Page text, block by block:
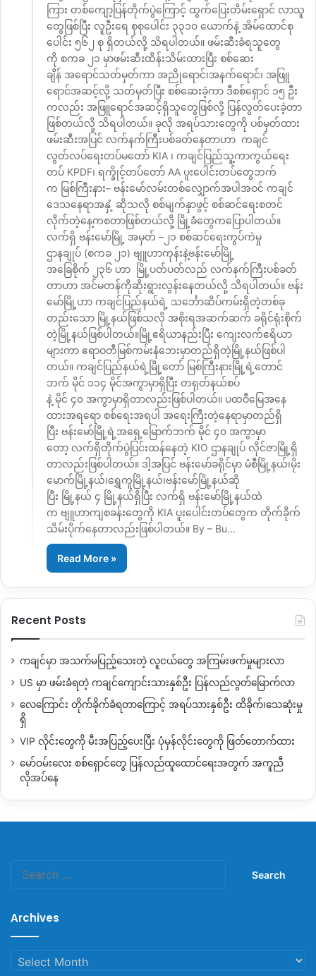
ကြား တစ်ကျော့ပြန်တိုက်ပွဲကြောင့် ထွက်ပြေးတိမ်းရှောင် လာသူ
တွေဖြစ်ပြီး လူဦးရေ စုစုပေါင်း ၃၃၁၀ ယောက်နဲ့ အိမ်ထောင်စု
ပေါင်း ၅၆၂ စု ရှိတယ်လို့ သိရပါတယ်။ ဖမ်းဆီးခံရသူတွေ
ကို စကခ ၂၁ မှာဖမ်းဆီးထိန်းသိမ်းထားပြီး စစ်ဆေး
ချိန် အရောင်သတ်မှတ်ကာ အညိုရောင်၊အနက်ရောင်၊ အဖြူ
ရောင်အဆင့်လို့ သတ်မှတ်ပြီး စစ်ဆေးခဲ့ကာ ဒီစစ်ရှောင် ၁၅ ဦး
ကလည်း အဖြူရောင်အဆင့်ရှိသူတွေဖြစ်လို့ ပြန်လွတ်ပေးခဲ့တာ
ဖြစ်တယ်လို့ သိရပါတယ်။ ခုလို အရပ်သားတွေကို ပစ်မှတ်ထား
ဖမ်းဆီးအပြင် လက်နက်ကြီးပစ်ခတ်နေတာဟာ ကချင်
လွတ်လပ်ရေးတပ်မတော် KIA ၊ ကချင်ပြည်သူ့ကာကွယ်ရေး
တပ် KPDF၊ ရက္ခိုင့်တပ်တော် AA ပူးပေါင်းတပ်တွေဘက်
က မြစ်ကြီးနား– ဗန်းမော်လမ်းတစ်လျှောက်အပါအဝင် ကချင်
ဒေသနေရာအနှံ့ ဆိုသလို စစ်မျက်နှာဖွင့် စစ်ဆင်ရေးစတင်
လိုက်တဲ့နေ့ကစတာဖြစ်တယ်လို့ မြို့ခံတွေကပြောပါတယ်။
လက်ရှိ ဗန်းမော်မြို့ အမှတ် –၂၁ စစ်ဆင်ရေးကွပ်ကဲမှု
ဌာနချုပ် (စကခ ၂၁) ဗျူဟာကုန်းနဲ့ဗန်းမော်မြို့
အခြေစိုက် ၂၃၆ ဟာ မြို့ပတ်ပတ်လည် လက်နက်ကြီးပစ်ခတ်
တာဟာ အင်မတန်ကိုဆိုးရွားလွန်းနေတယ်လို့ သိရပါတယ်။ ဗန်း
မော်မြို့ဟာ ကချင်ပြည်နယ်ရဲ့ သင်္ဘောဆိပ်ကမ်းရှိတဲ့တစ်ခု
တည်းသော မြို့နယ်ဖြစ်သလို အစိုးရအဆက်ဆက် ခရိုင်ရုံးစိုက်
တဲ့မြို့နယ်ဖြစ်ပါတယ်။မြို့ဧရိယာနည်းပြီး ကျေးလက်ဧရိယာ
များကာ ဧရာဝတီမြစ်ကမ်းနံဘေးမှာတည်ရှိတဲ့မြို့နယ်ဖြစ်ပါ
တယ်။ ကချင်ပြည်နယ်ရဲ့မြို့တော် မြစ်ကြီးနားမြို့ရဲ့တောင်
ဘက် မိုင် ၁၁၄ မိုင်အကွာမှာရှိပြီး တရုတ်နယ်စပ်
နဲ့ မိုင် ၄၀ အကွာမှာရှိတာလည်းဖြစ်ပါတယ်။ ပထဝီမြေအနေ
ထားအရရော စစ်ရေးအရပါ အရေးကြီးတဲ့နေရာမှာတည်ရှိ
ပြီး ဗန်းမော်မြို့ရဲ့အရှေ့မြောက်ဘက် မိုင် ၄၀ အကွာမှာ
တော့ လက်ရှိတိုက်ပွဲပြင်းထန်နေတဲ့ KIO ဌာနချုပ် လိုင်ဇာမြို့ရှိ
တာလည်းဖြစ်ပါတယ်။ ဒါ့အပြင် ဗန်းမော်ခရိုင်မှာ မံစီမြို့နယ်၊မိုး
မောက်မြို့နယ်၊ရွှေကူမြို့နယ်၊ဗန်းမော်မြို့နယ်ဆို
ပြီး မြို့နယ် ၄ မြို့နယ်ရှိပြီး လက်ရှိ ဗန်းမော်မြို့နယ်ထဲ
က ဗျူဟာကျစခန်းတွေကို KIA ပူးပေါင်းတပ်တွေက တိုက်ခိုက်
သိမ်းပိုက်နေတာလည်းဖြစ်ပါတယ်။ By – Bu…
Read More »
Recent Posts
ကချင်မှာ အသက်မပြည့်သေးတဲ့ လူငယ်တွေ အကြမ်းဖက်မှုများလာ
US မှာ ဖမ်းခံရတဲ့ ကချင်ကျောင်းသားနှစ်ဦး ပြန်လည်လွတ်မြောက်လာ
လေကြောင်း တိုက်ခိုက်ခံရတာကြောင့် အရပ်သားနှစ်ဦး ထိခိုက်၊သေဆုံးမှု
ရှိ
VIP လိုင်းတွေကို မီးအပြည့်ပေးပြီး ပုံမှန်လိုင်းတွေကို ဖြတ်တောက်ထား
မော်ဝမ်းလေး စစ်ရှောင်တွေ ပြန်လည်ထူထောင်ရေးအတွက် အကူညီ
လိုအပ်နေ
Archives
Archives